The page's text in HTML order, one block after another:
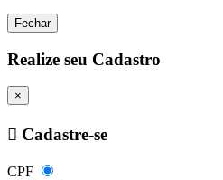
Fechar
Realize seu Cadastro
×
Cadastre-se
CPF